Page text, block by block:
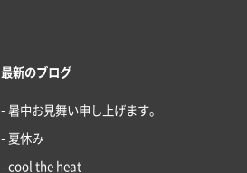
最新のブログ
- 暑中お見舞い申し上げます。
- 夏休み
- cool the heat